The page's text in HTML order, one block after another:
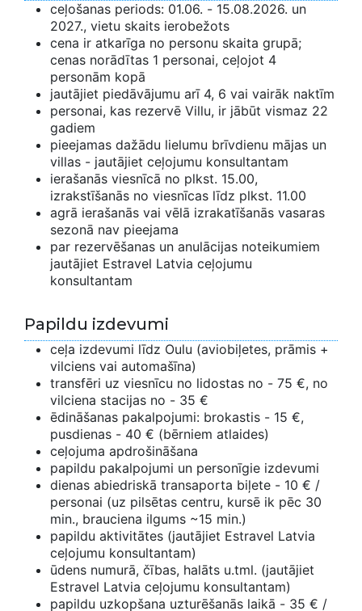
ceļošanas periods: 01.06. - 15.08.2026. un
2027., vietu skaits ierobežots
cena ir atkarīga no personu skaita grupā;
cenas norādītas 1 personai, ceļojot 4
personām kopā
jautājiet piedāvājumu arī 4, 6 vai vairāk naktīm
personai, kas rezervē Villu, ir jābūt vismaz 22
gadiem
pieejamas dažādu lielumu brīvdienu mājas un
villas - jautājiet ceļojumu konsultantam
ierašanās viesnīcā no plkst. 15.00,
izrakstīšanās no viesnīcas līdz plkst. 11.00
agrā ierašanās vai vēlā izrakatīšanās vasaras
sezonā nav pieejama
par rezervēšanas un anulācijas noteikumiem
jautājiet Estravel Latvia ceļojumu
konsultantam
Papildu izdevumi
ceļa izdevumi līdz Oulu (aviobiļetes, prāmis +
vilciens vai automašīna)
transfēri uz viesnīcu no lidostas no - 75 €, no
vilciena stacijas no - 35 €
ēdināšanas pakalpojumi: brokastis - 15 €,
pusdienas - 40 € (bērniem atlaides)
ceļojuma apdrošināšana
papildu pakalpojumi un personīgie izdevumi
dienas abiedriskā transaporta biļete - 10 € /
personai (uz pilsētas centru, kursē ik pēc 30
min., brauciena ilgums ~15 min.)
papildu aktivitātes (jautājiet Estravel Latvia
ceļojumu konsultantam)
ūdens numurā, čības, halāts u.tml. (jautājiet
Estravel Latvia ceļojumu konsultantam)
papildu uzkopšana uzturēšanās laikā - 35 € /